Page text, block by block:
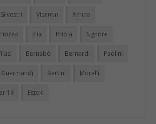
Silvestri Visentin Amico
Elia Priola Signore
Bernabò Bernardi Paolini
Guermandi Bertini Morelli
18 Esteki